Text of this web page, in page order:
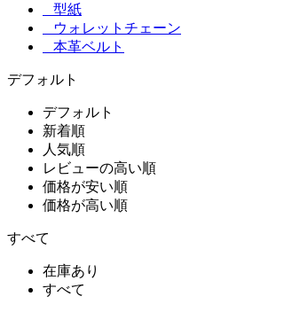
型紙
ウォレットチェーン
本革ベルト
デフォルト
デフォルト
新着順
人気順
レビューの高い順
価格が安い順
価格が高い順
すべて
在庫あり
すべて